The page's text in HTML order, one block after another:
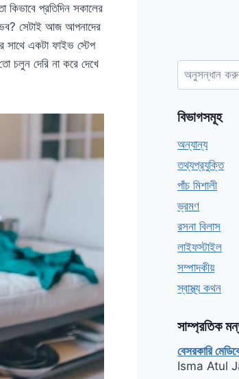
কিভাবে প্রতিদিন সকালের
সেটাই আজ আপনাদের
একটা ফাইভ স্টেপ
চলুন দেরি না করে দেখে
অনুসন্ধানঃ
বিভাগসমূহ
অন্যান্য
তথ্যপ্রযুক্তি
পাঁচ মিশালী
ভ্রমণ
রসনা বিলাস
লাইফস্টাইল
সম্পাদকীয়
স্বাস্থ্য কথন
সাম্প্রতিক
বেসরকারি
Isma Atul